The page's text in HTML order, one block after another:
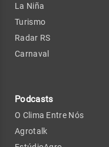
La Niña
Turismo
Radar RS
Carnaval
Podcasts
O Clima Entre Nós
Agrotalk